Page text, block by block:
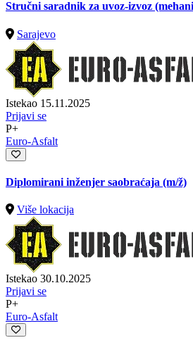
Stručni saradnik za uvoz-izvoz
Sarajevo
Istekao 15.11.2025
Prijavi se
P+
Euro-Asfalt
Diplomirani inženjer saobraćaja (m/ž)
Više lokacija
Istekao 30.10.2025
Prijavi se
P+
Euro-Asfalt